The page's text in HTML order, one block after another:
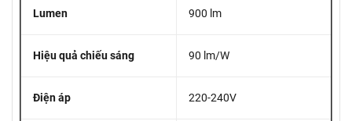
Lumen 900 lm
Hiệu quả chiếu sáng 90 lm/W
Điện áp 220-240V